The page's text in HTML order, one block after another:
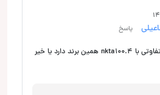
پاسخ
درود بر شما به صورتی کلا تفاوتی با nkta100.4 همین برند دارد یا خیر